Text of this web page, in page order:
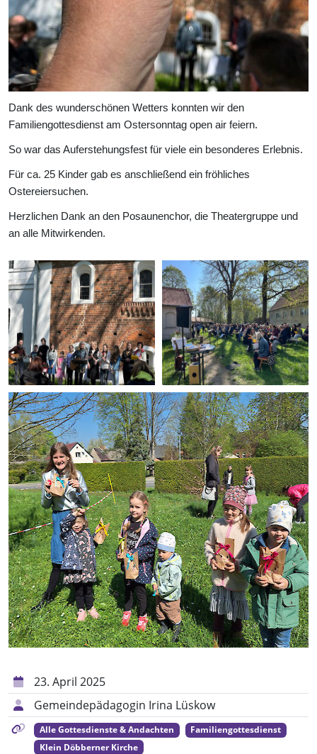
Dank des wunderschönen Wetters konnten wir den
Familiengottesdienst am Ostersonntag open air feiern.
So war das Auferstehungsfest für viele ein besonderes Erlebnis.
Für ca. 25 Kinder gab es anschließend ein fröhliches
Ostereiersuchen.
Herzlichen Dank an den Posaunenchor, die Theatergruppe und
an alle Mitwirkenden.
23. April 2025
Gemeindepädagogin Irina Lüskow
Alle Gottesdienste & Andachten
Familiengottesdienst
Klein Döbberner Kirche